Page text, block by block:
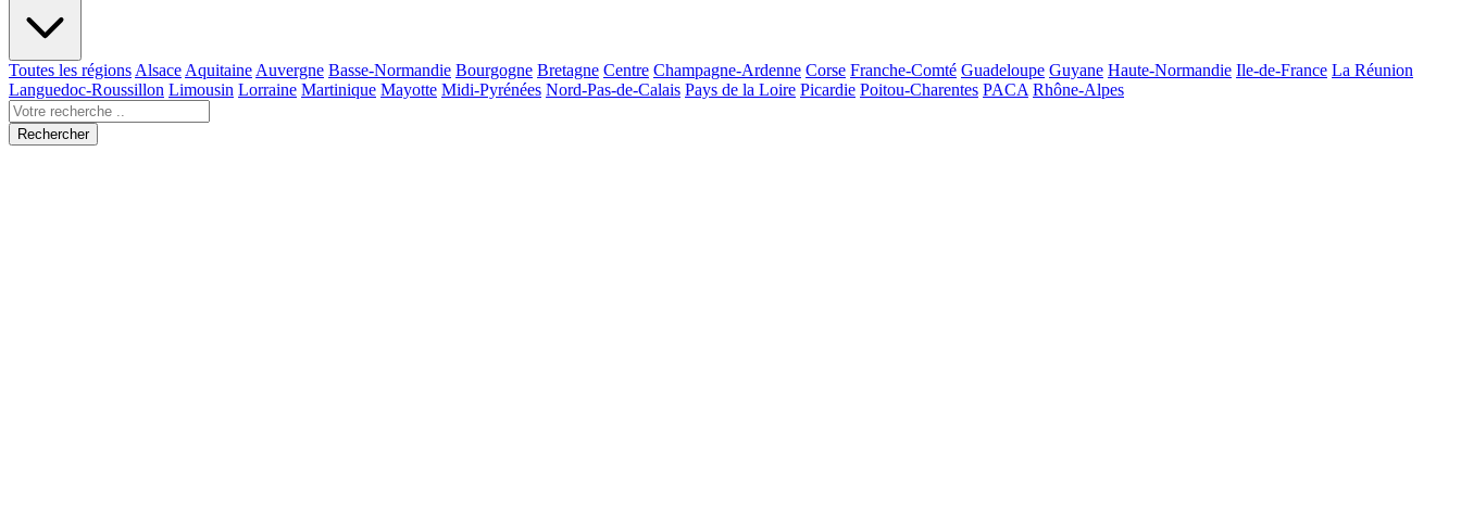
Toutes les régions Alsace Aquitaine Auvergne Basse-Normandie Bourgogne Bretagne Centre Champagne-Ardenne Corse Franche-Comté Guadeloupe Guyane Haute-Normandie Ile-de-France La Réunion
Languedoc-Roussillon Limousin Lorraine Martinique Mayotte Midi-Pyrénées Nord-Pas-de-Calais Pays de la Loire Picardie Poitou-Charentes PACA Rhône-Alpes
Rechercher